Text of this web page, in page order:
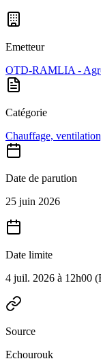
Emetteur
OTD-RAMLIA -
Catégorie
Chauffage,
Date de parution
25 juin 2026
Date limite
4 juil. 2026 à 12h00
Source
Echourouk